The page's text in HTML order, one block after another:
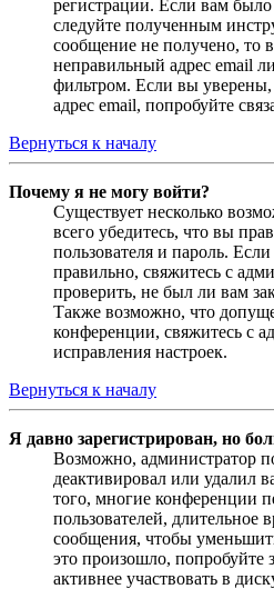
регистрации. Если вам
следуйте полученным
сообщение не получено, то
неправильный адрес email
фильтром. Если вы
адрес email, попробуйте
Вернуться к началу
Почему я не могу войти?
Существует несколько
всего убедитесь, что вы
пользователя и пароль.
правильно, свяжитесь с
проверить, не был ли вам
Также возможно, что
конференции, свяжитесь с
исправления настроек.
Вернуться к началу
Я давно зарегистрирован, но
Возможно, администратор
деактивировал или удалил
того, многие конференции
пользователей, длительное
сообщения, чтобы
это произошло, попробуйте
активнее участвовать в